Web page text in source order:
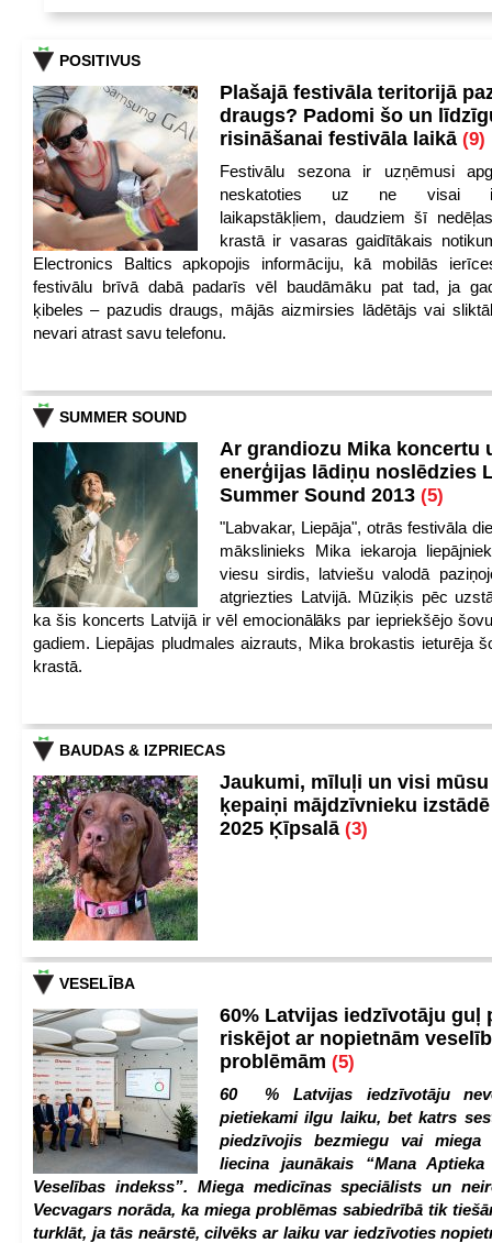
POSITIVUS
Plašajā festivāla teritorijā
draugs? Padomi šo un
risināšanai festivāla laikā (9)
Festivālu sezona ir uzņēmusi
neskatoties uz ne visai
laikapstākļiem, daudziem šī
krastā ir vasaras gaidītākais
Electronics Baltics apkopojis informāciju, kā mobilās
festivālu brīvā dabā padarīs vēl baudāmāku pat tad, ja
ķibeles – pazudis draugs, mājās aizmirsies lādētājs vai
nevari atrast savu telefonu.
SUMMER SOUND
Ar grandiozu Mika koncertu
enerģijas lādiņu noslēdzies
Summer Sound 2013 (5)
"Labvakar, Liepāja", otrās festivāla
mākslinieks Mika iekaroja
viesu sirdis, latviešu valodā
atgriezties Latvijā. Mūziķis pēc
ka šis koncerts Latvijā ir vēl emocionālāks par iepriekšējo
gadiem. Liepājas pludmales aizrauts, Mika brokastis ieturēja
krastā.
BAUDAS & IZPRIECAS
Jaukumi, mīluļi un visi
ķepaiņi mājdzīvnieku
2025 Ķīpsalā (3)
VESELĪBA
60% Latvijas iedzīvotāju guļ
riskējot ar nopietnām
problēmām (5)
60 % Latvijas iedzīvotāju
pietiekami ilgu laiku, bet katrs
piedzīvojis bezmiegu vai miega
liecina jaunākais “Mana
Veselības indekss”. Miega medicīnas speciālists un
Vecvagars norāda, ka miega problēmas sabiedrībā tik
turklāt, ja tās neārstē, cilvēks ar laiku var iedzīvoties